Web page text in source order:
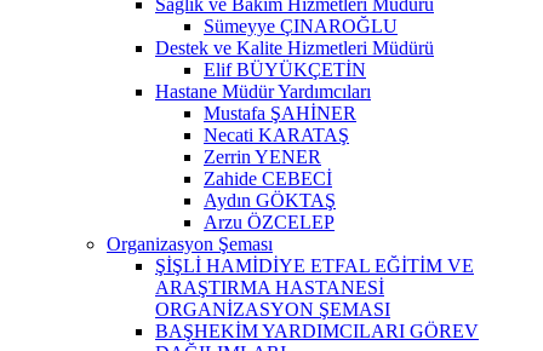
Sümeyye ÇINAROĞLU
Destek ve Kalite Hizmetleri Müdürü
Elif BÜYÜKÇETİN
Hastane Müdür Yardımcıları
Mustafa ŞAHİNER
Necati KARATAŞ
Zerrin YENER
Zahide CEBECİ
Aydın GÖKTAŞ
Arzu ÖZCELEP
Organizasyon Şeması
ŞİŞLİ HAMİDİYE ETFAL EĞİTİM VE
ARAŞTIRMA HASTANESİ
ORGANİZASYON ŞEMASI
BAŞHEKİM YARDIMCILARI GÖREV